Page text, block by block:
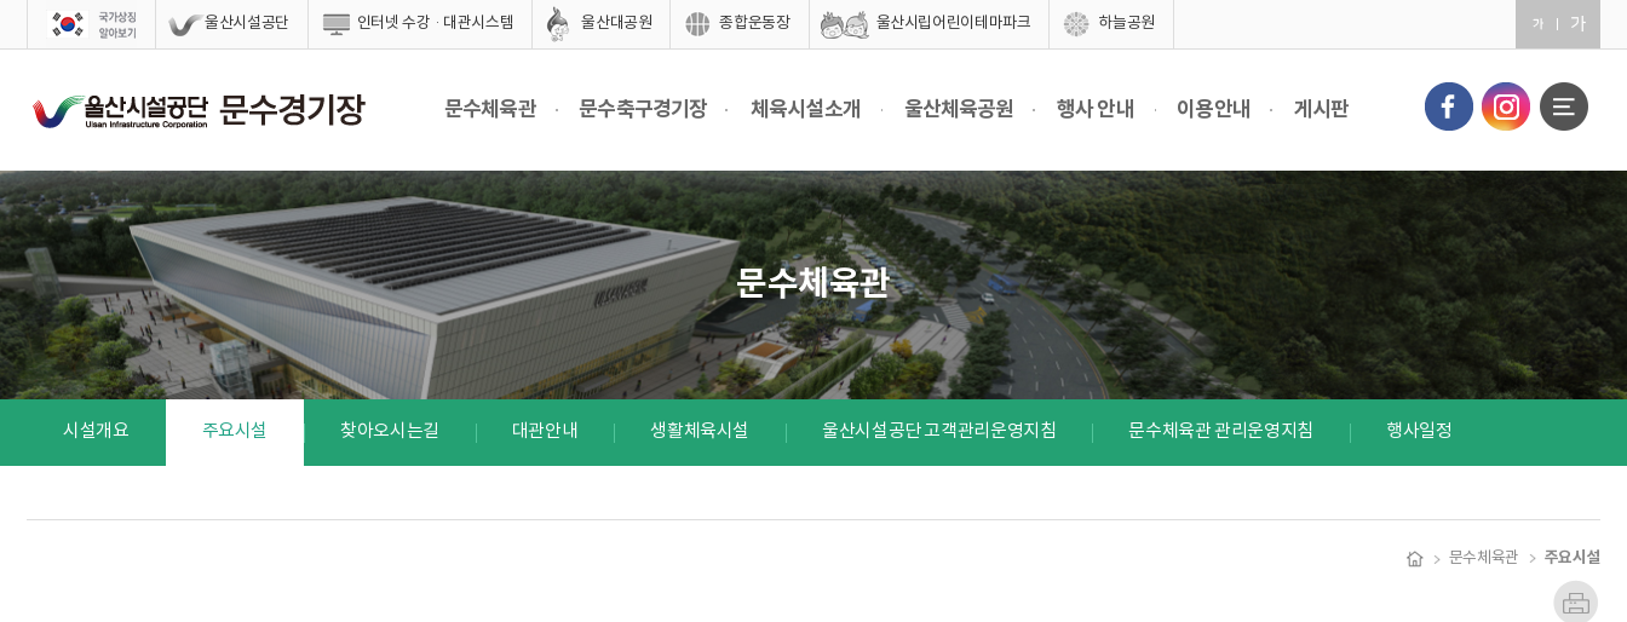
스킵네비게이션 울산시설공단 인터넷 수강·대관시스템 울산대공원 종합운동장 울산시립어린이테마파크 하늘공원
문수체육관 문수축구경기장 체육시설소개 울산체육공원 행사 안내 이용안내 게시판
문수체육관
시설개요 주요시설 찾아오시는길 대관안내 생활체육시설 울산시설공단 고객관리운영지침 문수체육관 관리운영지침 행사일정
문수체육관 주요시설